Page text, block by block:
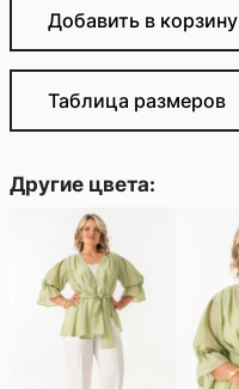
Добавить в корзину
Таблица размеров
Другие цвета: